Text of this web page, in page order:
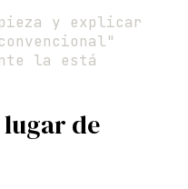
pieza y explicar
la está
de